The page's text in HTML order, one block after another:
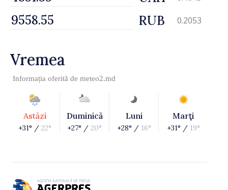
RUB 0.2053
Vremea
Informația oferită de meteo2.md
Astăzi
+31° / 22°
Duminică
+27° / 20°
Luni
+28° / 16°
Marţi
+31° / 19°